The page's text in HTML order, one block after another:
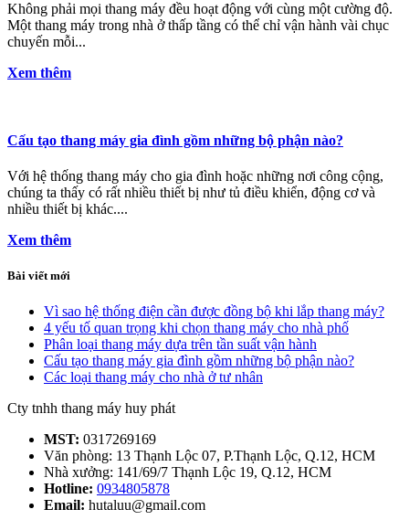
Không phải mọi thang máy đều hoạt động với cùng một cường độ.
Một thang máy trong nhà ở thấp tầng có thể chỉ vận hành vài chục
chuyến mỗi...
Xem thêm
Cấu tạo thang máy gia đình gồm những bộ phận nào?
Với hệ thống thang máy cho gia đình hoặc những nơi công cộng,
chúng ta thấy có rất nhiều thiết bị như tủ điều khiển, động cơ và
nhiều thiết bị khác....
Xem thêm
Bài viết mới
Vì sao hệ thống điện cần được đồng bộ khi lắp thang máy?
4 yếu tố quan trọng khi chọn thang máy cho nhà phố
Phân loại thang máy dựa trên tần suất vận hành
Cấu tạo thang máy gia đình gồm những bộ phận nào?
Các loại thang máy cho nhà ở tư nhân
Cty tnhh thang máy huy phát
MST: 0317269169
Văn phòng: 13 Thạnh Lộc 07, P.Thạnh Lộc, Q.12, HCM
Nhà xưởng: 141/69/7 Thạnh Lộc 19, Q.12, HCM
Hotline: 0934805878
Email: hutaluu@gmail.com